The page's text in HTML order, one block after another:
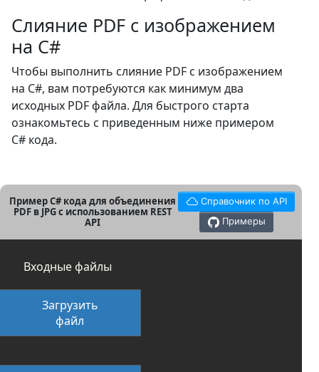
Слияние PDF с изображением
на C#
Чтобы выполнить слияние PDF с изображением
на C#, вам потребуются как минимум два
исходных PDF файла. Для быстрого старта
ознакомьтесь с приведенным ниже примером
C# кода.
Пример C# кода для объединения
PDF в JPG с использованием REST
API
Справочник по API
Примеры
Входные файлы
Загрузить
файл